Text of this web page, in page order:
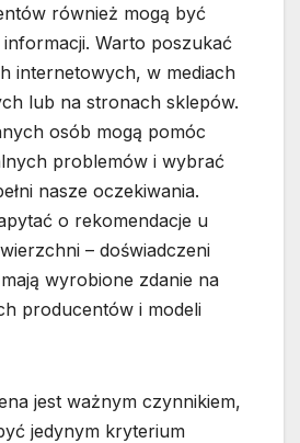
również mogą być
informacji. Warto poszukać
internetowych, w mediach
lub na stronach sklepów.
osób mogą pomóc
problemów i wybrać
nasze oczekiwania.
o rekomendacje u
– doświadczeni
wyrobione zdanie na
producentów i modeli
jest ważnym czynnikiem,
jedynym kryterium